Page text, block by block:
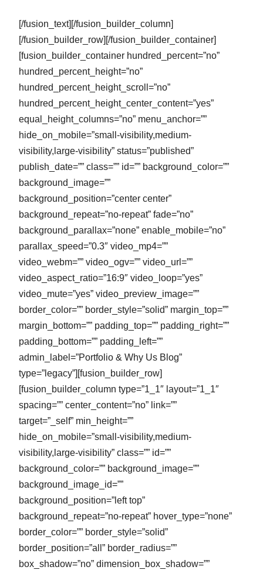
[/fusion_text][/fusion_builder_column]
[/fusion_builder_row][/fusion_builder_container]
[fusion_builder_container hundred_percent=”no”
hundred_percent_height=”no”
hundred_percent_height_scroll=”no”
hundred_percent_height_center_content=”yes”
equal_height_columns=”no” menu_anchor=””
hide_on_mobile=”small-visibility,medium-
visibility,large-visibility” status=”published”
publish_date=”” class=”” id=”” background_color=””
background_image=””
background_position=”center center”
background_repeat=”no-repeat” fade=”no”
background_parallax=”none” enable_mobile=”no”
parallax_speed=”0.3″ video_mp4=””
video_webm=”” video_ogv=”” video_url=””
video_aspect_ratio=”16:9″ video_loop=”yes”
video_mute=”yes” video_preview_image=””
border_color=”” border_style=”solid” margin_top=””
margin_bottom=”” padding_top=”” padding_right=””
padding_bottom=”” padding_left=””
admin_label=”Portfolio & Why Us Blog”
type=”legacy”][fusion_builder_row]
[fusion_builder_column type=”1_1″ layout=”1_1″
spacing=”” center_content=”no” link=””
target=”_self” min_height=””
hide_on_mobile=”small-visibility,medium-
visibility,large-visibility” class=”” id=””
background_color=”” background_image=””
background_image_id=””
background_position=”left top”
background_repeat=”no-repeat” hover_type=”none”
border_color=”” border_style=”solid”
border_position=”all” border_radius=””
box_shadow=”no” dimension_box_shadow=””